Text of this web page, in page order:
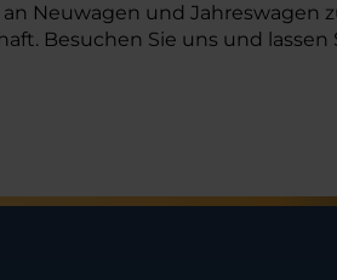
Neuwagen und Jahreswagen
Besuchen Sie uns und lassen